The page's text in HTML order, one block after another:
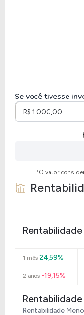
Se você tivesse
*O valor
Rentabilidade
1 mês 24,59%
2 anos -19,15%
Rentabilidade
Rentabilidade